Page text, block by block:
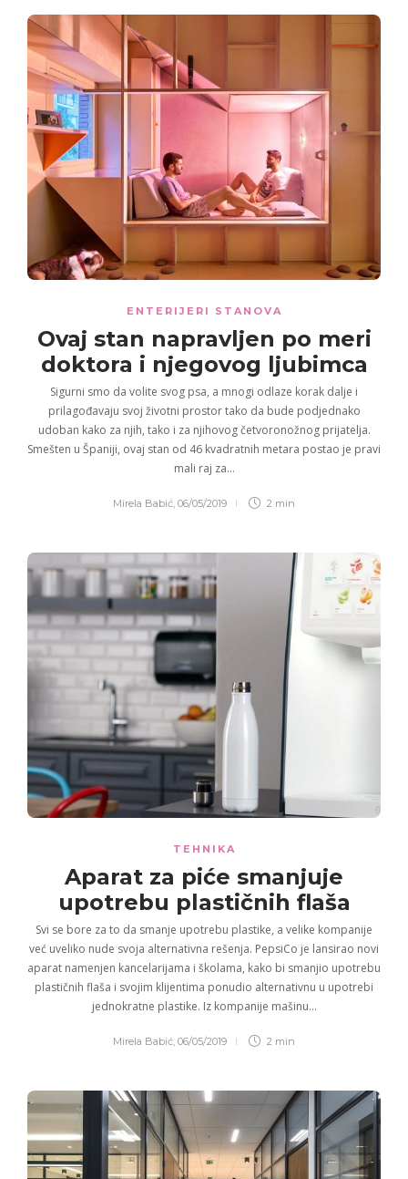
ENTERIJERI STANOVA
Ovaj stan napravljen po meri
doktora i njegovog ljubimca
Sigurni smo da volite svog psa, a mnogi odlaze korak dalje i
prilagođavaju svoj životni prostor tako da bude podjednako
udoban kako za njih, tako i za njihovog četvoronožnog prijatelja.
Smešten u Španiji, ovaj stan od 46 kvadratnih metara postao je pravi
mali raj za…
Mirela Babić, 06/05/2019 2 min
TEHNIKA
Aparat za piće smanjuje
upotrebu plastičnih flaša
Svi se bore za to da smanje upotrebu plastike, a velike kompanije
već uveliko nude svoja alternativna rešenja. PepsiCo je lansirao novi
aparat namenjen kancelarijama i školama, kako bi smanjio upotrebu
plastičnih flaša i svojim klijentima ponudio alternativnu u upotrebi
jednokratne plastike. Iz kompanije mašinu…
Mirela Babić, 06/05/2019 2 min